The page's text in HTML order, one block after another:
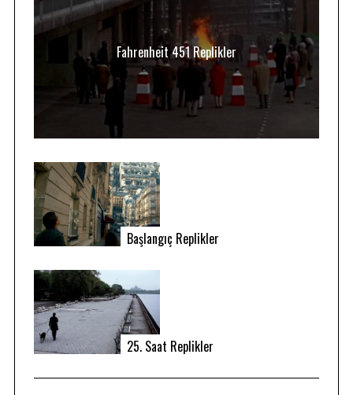
Fahrenheit 451 Replikler
Başlangıç Replikler
25. Saat Replikler